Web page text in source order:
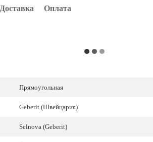
Доставка Оплата
Прямоугольная
Geberit (Швейцария)
Selnova (Geberit)